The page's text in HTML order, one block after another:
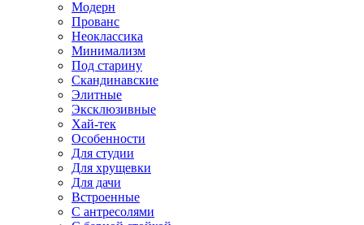
Модерн
Прованс
Неоклассика
Минимализм
Под старину
Скандинавские
Элитные
Эксклюзивные
Хай-тек
Особенности
Для студии
Для хрущевки
Для дачи
Встроенные
С антресолями